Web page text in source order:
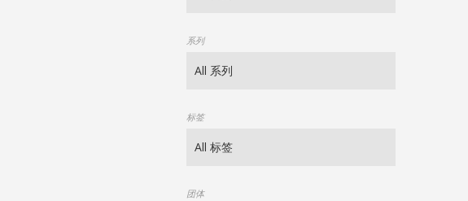
系列
标签
团体